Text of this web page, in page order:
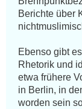
Berichte über
Ebenso gibt
Rhetorik und
etwa frühere
in Berlin, in
worden sein